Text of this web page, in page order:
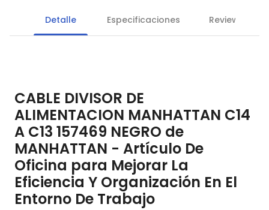
Detalle Especificaciones Reviews
CABLE DIVISOR DE
ALIMENTACION MANHATTAN C14
A C13 157469 NEGRO de
MANHATTAN - Artículo De
Oficina para Mejorar La
Eficiencia Y Organización En El
Entorno De Trabajo